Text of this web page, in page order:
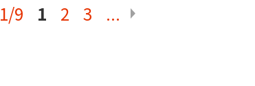
1/9 1 2 3 ...